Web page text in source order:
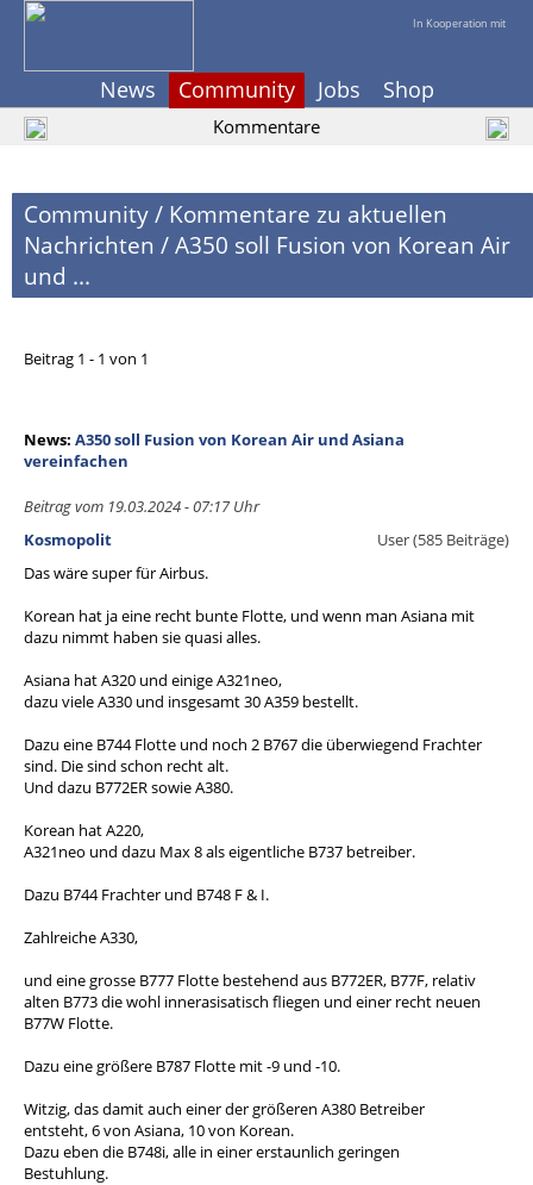
In Kooperation mit
News Community Jobs Shop
Kommentare
Community/ Kommentare zu aktuellen
Nachrichten /A350 soll Fusion von Korean Air
und ...
Beitrag 1 - 1 von 1
News: A350 soll Fusion von Korean Air und Asiana
vereinfachen
Beitrag vom 19.03.2024 - 07:17 Uhr
Kosmopolit
User (585 Beiträge)
Das wäre super für Airbus.
Korean hat ja eine recht bunte Flotte, und wenn man Asiana mit
dazu nimmt haben sie quasi alles.
Asiana hat A320 und einige A321neo,
dazu viele A330 und insgesamt 30 A359 bestellt.
Dazu eine B744 Flotte und noch 2 B767 die überwiegend Frachter
sind. Die sind schon recht alt.
Und dazu B772ER sowie A380.
Korean hat A220,
A321neo und dazu Max 8 als eigentliche B737 betreiber.
Dazu B744 Frachter und B748 F & I.
Zahlreiche A330,
und eine grosse B777 Flotte bestehend aus B772ER, B77F, relativ
alten B773 die wohl innerasisatisch fliegen und einer recht neuen
B77W Flotte.
Dazu eine größere B787 Flotte mit -9 und -10.
Witzig, das damit auch einer der größeren A380 Betreiber
entsteht, 6 von Asiana, 10 von Korean.
Dazu eben die B748i, alle in einer erstaunlich geringen
Bestuhlung.